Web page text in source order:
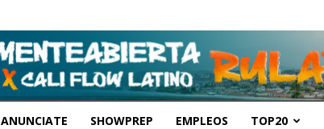
ANUNCIATE SHOWPREP EMPLEOS TOP20